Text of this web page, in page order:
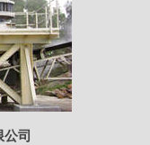
司